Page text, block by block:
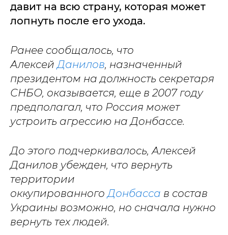
давит на всю страну, которая может
лопнуть после его ухода.
Ранее сообщалось, что
АлексейДанилов, назначенный
президентом на должность секретаря
СНБО, оказывается, еще в 2007 году
предполагал, что Россия может
устроить агрессию на Донбассе.
До этого подчеркивалось, Алексей
Данилов убежден, что вернуть
территории
оккупированногоДонбасса в состав
Украины возможно, но сначала нужно
вернуть тех людей.